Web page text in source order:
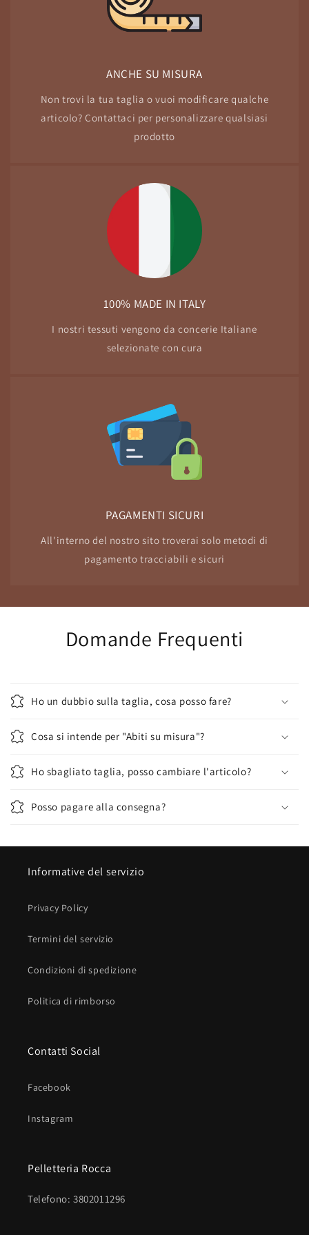
ANCHE SU MISURA
Non trovi la tua taglia o vuoi modificare qualche
articolo? Contattaci per personalizzare qualsiasi
prodotto
100% MADE IN ITALY
I nostri tessuti vengono da concerie Italiane
selezionate con cura
PAGAMENTI SICURI
All'interno del nostro sito troverai solo metodi di
pagamento tracciabili e sicuri
Domande Frequenti
Ho un dubbio sulla taglia, cosa posso fare?
Cosa si intende per "Abiti su misura"?
Ho sbagliato taglia, posso cambiare l'articolo?
Posso pagare alla consegna?
Informative del servizio
Privacy Policy
Termini del servizio
Condizioni di spedizione
Politica di rimborso
Contatti Social
Facebook
Instagram
Pelletteria Rocca
Telefono: 3802011296